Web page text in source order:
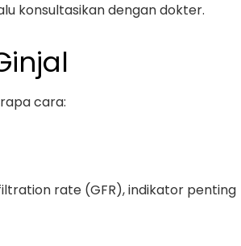
konsultasikan dengan dokter.
cara:
rate (GFR), indikator penting